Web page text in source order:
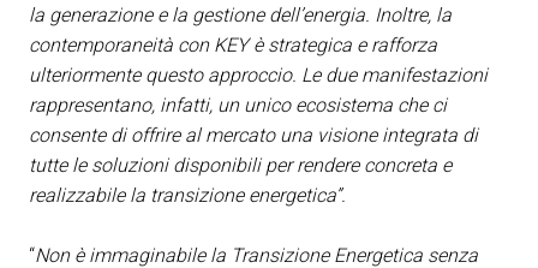
la generazione e la gestione dell’energia. Inoltre, la
contemporaneità con KEY è strategica e rafforza
ulteriormente questo approccio. Le due manifestazioni
rappresentano, infatti, un unico ecosistema che ci
consente di offrire al mercato una visione integrata di
tutte le soluzioni disponibili per rendere concreta e
realizzabile la transizione energetica”.
“Non è immaginabile la Transizione Energetica senza